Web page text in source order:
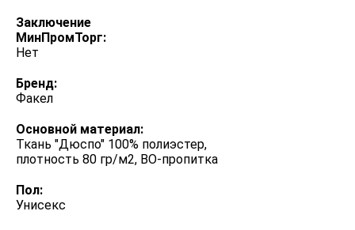
Заключение
МинПромТорг:
Нет
Бренд:
Факел
Основной материал:
Ткань "Дюспо" 100% полиэстер,
плотность 80 гр/м2, ВО-пропитка
Пол:
Унисекс